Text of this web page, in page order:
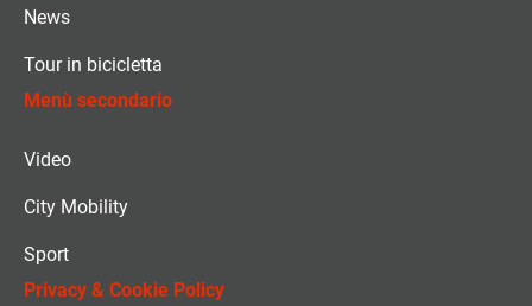
News
Tour in bicicletta
Menù secondario
Video
City Mobility
Sport
Privacy & Cookie Policy